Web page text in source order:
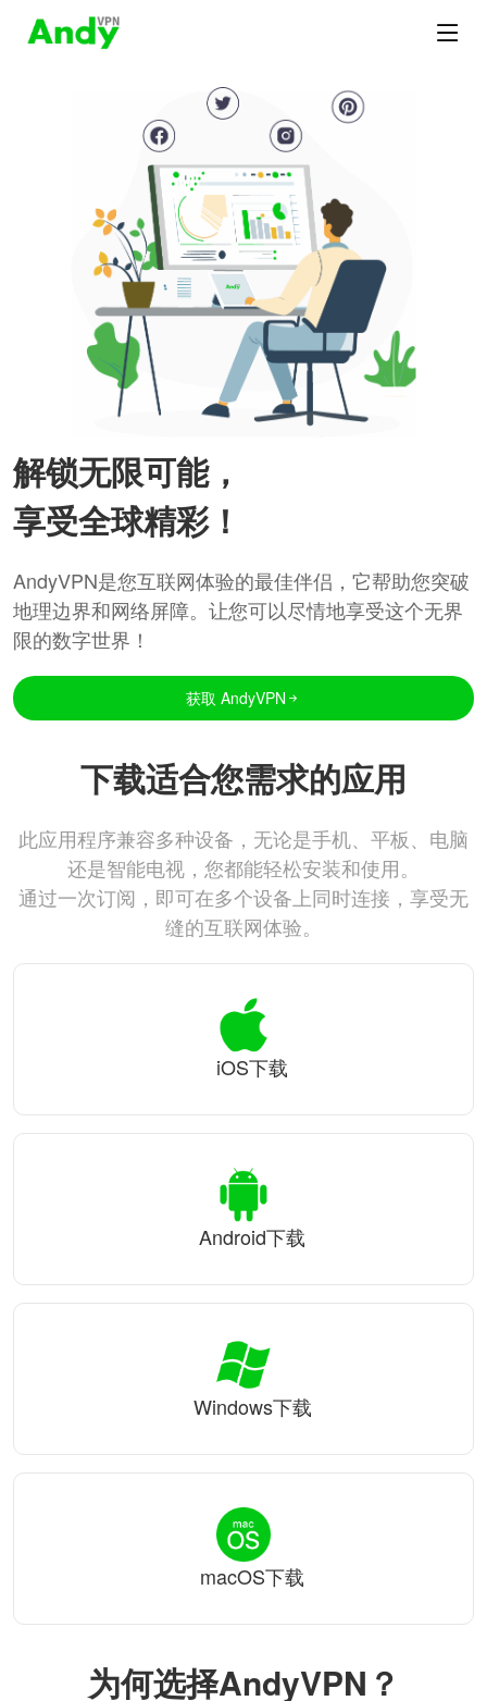
解锁无限可能，
享受全球精彩！
AndyVPN是您互联网体验的最佳伴侣，它帮助您突破
地理边界和网络屏障。让您可以尽情地享受这个无界
限的数字世界！
获取 AndyVPN
为何选择AndyVPN？
下载适合您需求的应用
此应用程序兼容多种设备，无论是手机、平板、电脑
还是智能电视，您都能轻松安装和使用。
通过一次订阅，即可在多个设备上同时连接，享受无
缝的互联网体验。
iOS下载
Android下载
Windows下载
macOS下载